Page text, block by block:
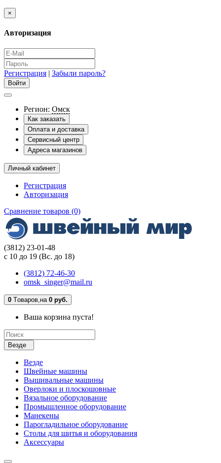
×
Авторизация
Регистрация | Забыли пароль?
Регион: Омск
Как заказать
Оплата и доставка
Сервисный центр
Адреса магазинов
Личный кабинет
Регистрация
Авторизация
Сравнение товаров (0)
(3812) 23-01-48
с 10 до 19 (Вс. до 18)
(3812) 72-46-30
omsk_singer@mail.ru
0 Tоваров,на 0 руб.
Ваша корзина пуста!
Везде
Везде
Швейные машины
Вышивальные машины
Оверлоки и плоскошовные
Вязальное оборудование
Промышленное оборудование
Манекены
Парогладильное оборудование
Столы для шитья и оборудования
Аксессуары